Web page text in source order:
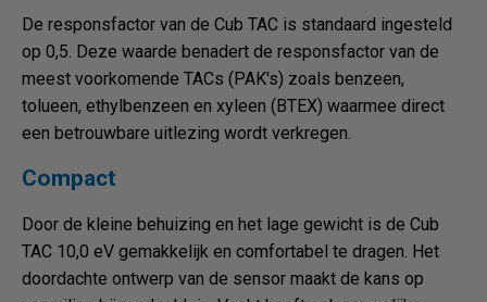
De responsfactor van de Cub TAC is standaard ingesteld
op 0,5. Deze waarde benadert de responsfactor van de
meest voorkomende TACs (PAK's) zoals benzeen,
tolueen, ethylbenzeen en xyleen (BTEX) waarmee direct
een betrouwbare uitlezing wordt verkregen.
Compact
Door de kleine behuizing en het lage gewicht is de Cub
TAC 10,0 eV gemakkelijk en comfortabel te dragen. Het
doordachte ontwerp van de sensor maakt de kans op